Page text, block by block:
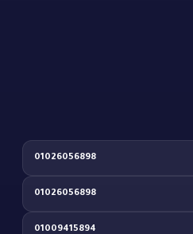
01026056898
01026056898
01009415894